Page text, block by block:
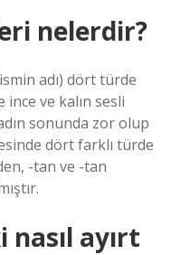
nelerdir?
adı) dört türde
ve kalın sesli
sonunda zor olup
dört farklı türde
-tan ve -tan
ayırt